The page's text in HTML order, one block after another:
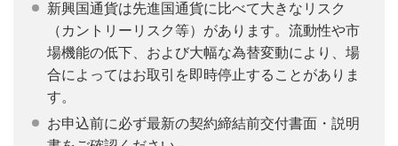
新興国通貨は先進国通貨に比べて大きなリスク
（カントリーリスク等）があります。流動性や市
場機能の低下、および大幅な為替変動により、場
合によってはお取引を即時停止することがありま
す。
お申込前に必ず最新の契約締結前交付書面・説明